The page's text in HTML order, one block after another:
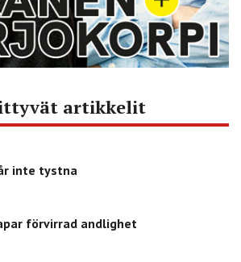
artikkelit
inte tystna
förvirrad andlighet